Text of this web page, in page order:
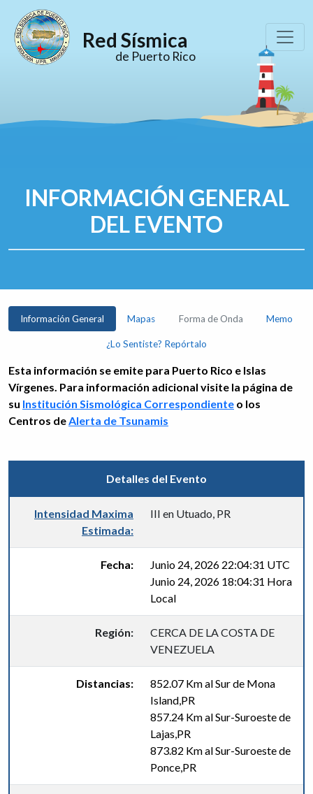
Red Sísmica
de Puerto Rico
INFORMACIÓN GENERAL
DEL EVENTO
Información General Mapas Forma de Onda Memo
¿Lo Sentiste? Repórtalo
Esta información se emite para Puerto Rico e Islas
Vírgenes. Para información adicional visite la página de
su Institución Sismológica Correspondiente o los
Centros deAlerta de Tsunamis
Detalles del Evento
Intensidad Maxima
Estimada:
III en Utuado, PR
Fecha:
Junio 24, 2026 22:04:31 UTC
Junio 24, 2026 18:04:31 Hora
Local
Región:
CERCA DE LA COSTA DE
VENEZUELA
Distancias:
852.07 Km al Sur de Mona
Island,PR
857.24 Km al Sur-Suroeste de
Lajas,PR
873.82 Km al Sur-Suroeste de
Ponce,PR